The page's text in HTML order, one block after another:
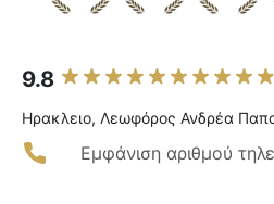
9.8
Ηρακλειο, Λεωφόρος Ανδρέα
Εμφάνιση αριθμού